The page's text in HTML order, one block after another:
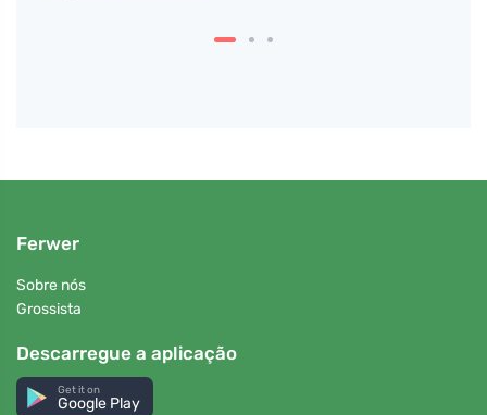
Ferwer
Sobre nós
Grossista
Descarregue a aplicação
Get it on
Google Play